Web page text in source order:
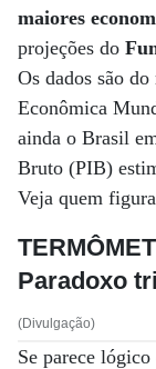
maiores
projeções do
Os dados são
Econômica
ainda o Brasil
Bruto (PIB)
Veja quem
Paradoxo
(Divulgação)
Se parece